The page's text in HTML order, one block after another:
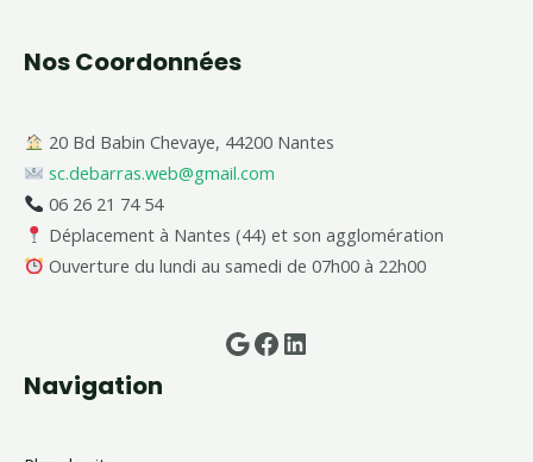
Nos Coordonnées
20 Bd Babin Chevaye, 44200 Nantes
sc.debarras.web@gmail.com
06 26 21 74 54
Déplacement à Nantes (44) et son agglomération
Ouverture du lundi au samedi de 07h00 à 22h00
Google
Facebook
LinkedIn
Navigation